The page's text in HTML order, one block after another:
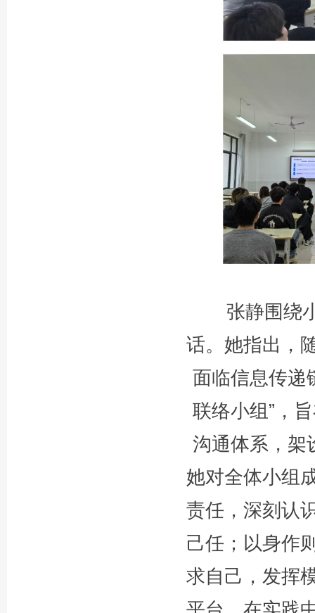
张静围绕
话。她指出，
面临信息传递
联络小组”，
沟通体系，架
她对全体小组
责任，深刻认
己任；以身作
求自己，发挥